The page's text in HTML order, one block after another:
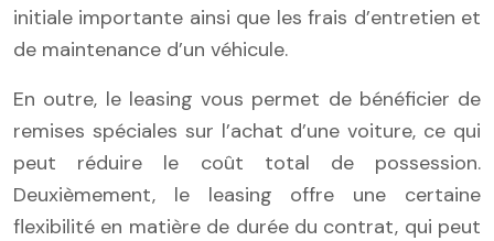
initiale importante ainsi que les frais d’entretien et
de maintenance d’un véhicule.
En outre, le leasing vous permet de bénéficier de
remises spéciales sur l’achat d’une voiture, ce qui
peut réduire le coût total de possession.
Deuxièmement, le leasing offre une certaine
flexibilité en matière de durée du contrat, qui peut